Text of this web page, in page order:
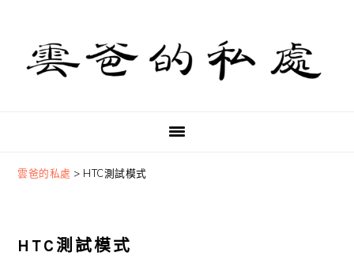
primary
navigation
content
primary
sidebar
雲爸的私處 > HTC測試模式
HTC測試模式